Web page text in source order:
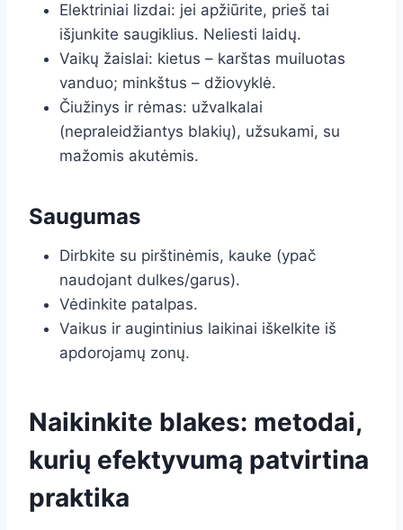
Elektriniai lizdai: jei apžiūrite, prieš tai
išjunkite saugiklius. Neliesti laidų.
Vaikų žaislai: kietus – karštas muiluotas
vanduo; minkštus – džiovyklė.
Čiužinys ir rėmas: užvalkalai
(nepraleidžiantys blakių), užsukami, su
mažomis akutėmis.
Saugumas
Dirbkite su pirštinėmis, kauke (ypač
naudojant dulkes/garus).
Vėdinkite patalpas.
Vaikus ir augintinius laikinai iškelkite iš
apdorojamų zonų.
Naikinkite blakes: metodai,
kurių efektyvumą patvirtina
praktika